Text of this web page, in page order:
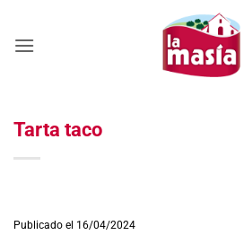
contenido
Tarta taco
Publicado el 16/04/2024